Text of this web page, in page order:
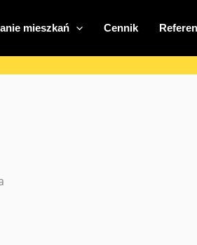
mieszkań Cennik